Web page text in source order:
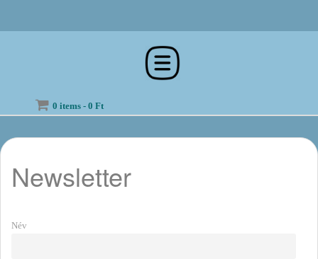
0 items - 0 Ft
Newsletter
Név